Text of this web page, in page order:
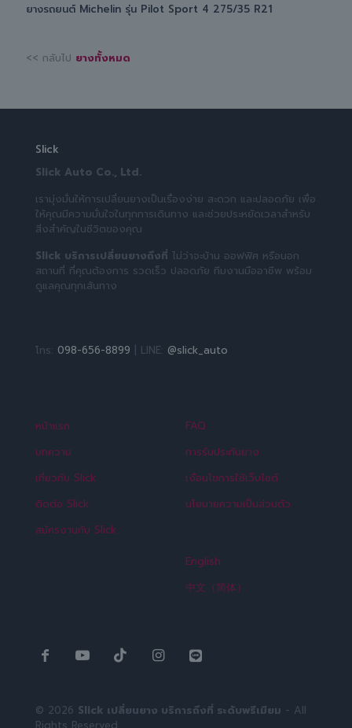
ยางรถยนต์ Michelin รุ่น Pilot Sport 4 275/35 R21
<< กลับไป ยางทั้งหมด
Slick
Slick Auto Co., Ltd.
เรามุ่งมั่นให้การเปลี่ยนยางเป็นเรื่องง่าย สะดวก และปลอดภัย เพื่อ
ให้คุณมีความมั่นใจในทุกการเดินทาง และช่วยประหยัดเวลาสำหรับ
สิ่งสำคัญในชีวิตของคุณ
Slick บริการเปลี่ยนยางถึงที่ ไม่ว่าจะบ้าน ออฟฟิศ หรือนอก
สถานที่ ที่คุณต้องการ รวดเร็ว ปลอดภัย ทีมงานมืออาชีพ พร้อม
ดูแลคุณทุกเส้นทาง
โทร: 098-656-8899 | LINE: @slick_auto
หน้าแรก
บทความ
เกี่ยวกับ Slick
ติดต่อ Slick
สมัครงานกับ Slick
FAQ
การรับประกันยาง
เงื่อนไขการใช้เว็บไซต์
นโยบายความเป็นส่วนตัว
English
中文（简体）
© 2026 Slick เปลี่ยนยาง บริการถึงที่ ระดับพรีเมียม - All